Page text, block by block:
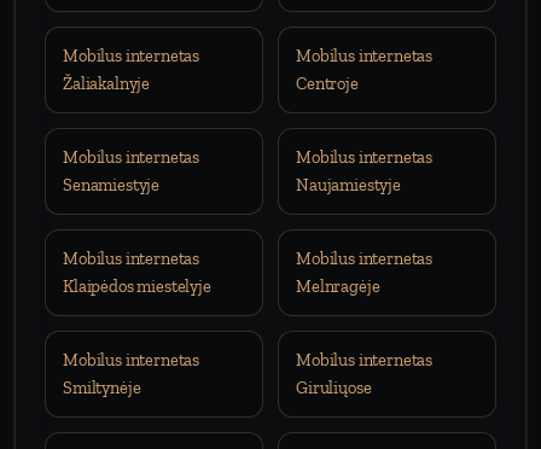
Mobilus internetas
Žaliakalnyje
Mobilus internetas
Centroje
Mobilus internetas
Senamiestyje
Mobilus internetas
Naujamiestyje
Mobilus internetas
Klaipėdos miestelyje
Mobilus internetas
Melnragėje
Mobilus internetas
Smiltynėje
Mobilus internetas
Giruliųose